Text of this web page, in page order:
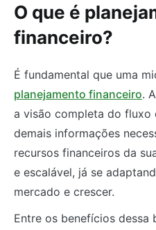
O que é
financeiro?
É fundamental que uma
planejamento financeiro.
a visão completa do fluxo
demais informações
recursos financeiros da
e escalável, já se
mercado e crescer.
Entre os benefícios